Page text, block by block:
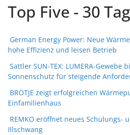
Top Five - 30
German Energy Power: Neue
hohe Effizienz und leisen Betrieb
Sattler SUN-TEX: LUMERA-Gewebe
Sonnenschutz für steigende
BRÖTJE zeigt erfolgreichen
Einfamilienhaus
REMKO eröffnet neues Schulungs-
Illschwang